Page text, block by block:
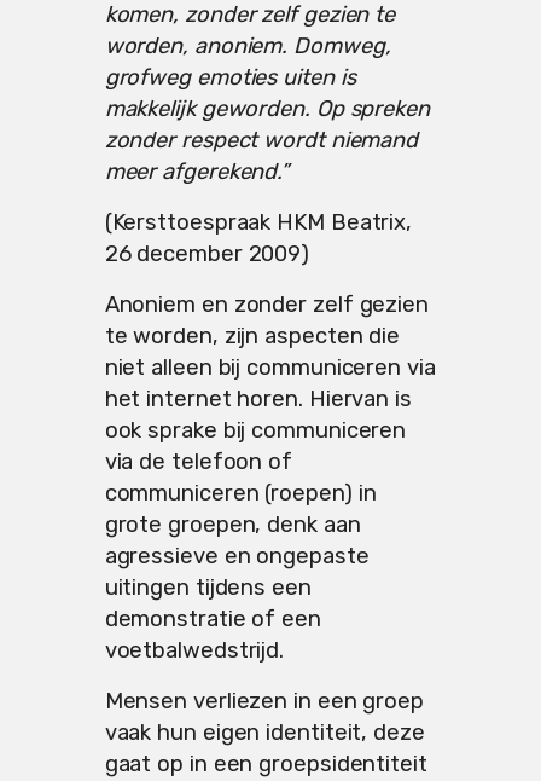
komen, zonder zelf gezien te
worden, anoniem. Domweg,
grofweg emoties uiten is
makkelijk geworden. Op spreken
zonder respect wordt niemand
meer afgerekend.”
(Kersttoespraak HKM Beatrix,
26 december 2009)
Anoniem en zonder zelf gezien
te worden, zijn aspecten die
niet alleen bij communiceren via
het internet horen. Hiervan is
ook sprake bij communiceren
via de telefoon of
communiceren (roepen) in
grote groepen, denk aan
agressieve en ongepaste
uitingen tijdens een
demonstratie of een
voetbalwedstrijd.
Mensen verliezen in een groep
vaak hun eigen identiteit, deze
gaat op in een groepsidentiteit